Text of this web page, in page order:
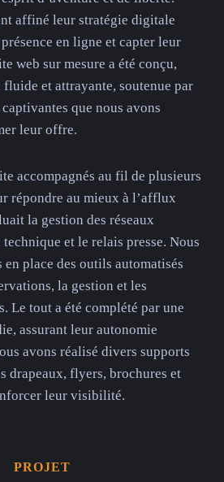
affiné leur stratégie digitale
en ligne et capter leur
web sur mesure a été conçu,
et attrayante, soutenue par
que nous avons
leur offre.
accompagnés au fil de plusieurs
répondre au mieux à l’afflux
la gestion des réseaux
et le relais presse. Nous
en place des outils automatisés
la gestion et les
Le tout a été complété par une
assurant leur autonomie
avons réalisé divers supports
drapeaux, flyers, brochures et
leur visibilité.
PROJET